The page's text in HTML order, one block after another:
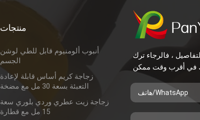
منتجات
أنبوب ألومنيوم قابل للطي لوشن
الجسم
زجاجة كريم أساس قابلة لإعادة
التعبئة بسعة 30 مل مع مضخة
زجاجة زيت عطري وردي بلوري سعة
15 مل مع قطارة
، فالرجاء ترك